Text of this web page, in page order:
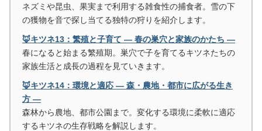
ネズミや昆虫、果実まで利用する雑食性の捕食者。雪の下
の獲物を音で探し当てる独特の狩りを紹介します。
🦊キツネ13：繁殖と子育て ― 春の巣穴と家族のかたち ―
春になると始まる繁殖期。巣穴で子を育てるキツネたちの
家族生活と成長の過程を見ていきます。
🦊キツネ14：環境と適応 ― 森・農地・都市に広がる生き
方 ―
森林から農地、都市公園まで。変化する環境に柔軟に適応
するキツネの生存戦略を解説します。